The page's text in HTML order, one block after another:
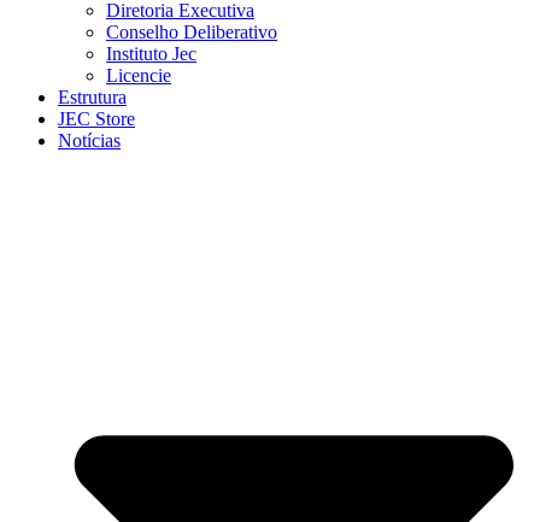
Diretoria Executiva
Conselho Deliberativo
Instituto Jec
Licencie
Estrutura
JEC Store
Notícias